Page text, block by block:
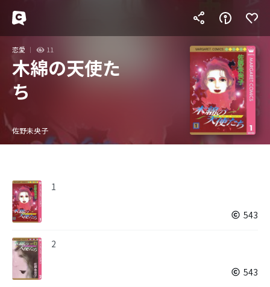
恋愛 11
木綿の天使た
ち
佐野未央子
1
543
2
543